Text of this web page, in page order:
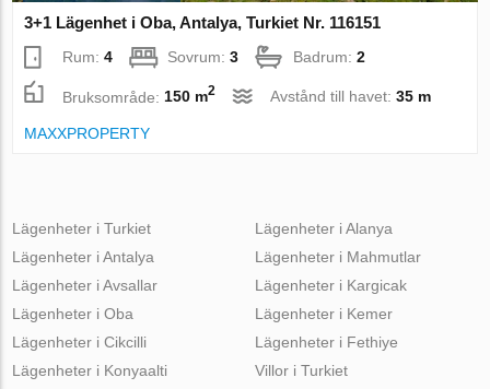
3+1 Lägenhet i Oba, Antalya, Turkiet Nr. 116151
Rum:4 Sovrum:3 Badrum:2
Bruksområde:150 m2 Avstånd till havet:35 m
MAXXPROPERTY
Lägenheter i Turkiet
Lägenheter i Antalya
Lägenheter i Avsallar
Lägenheter i Oba
Lägenheter i Cikcilli
Lägenheter i Alanya
Lägenheter i Mahmutlar
Lägenheter i Kargicak
Lägenheter i Kemer
Lägenheter i Fethiye
Lägenheter i Konyaalti
Villor i Turkiet